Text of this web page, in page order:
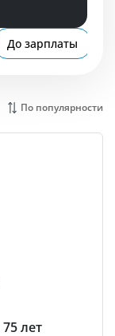
До зарплаты
По популярности
лет